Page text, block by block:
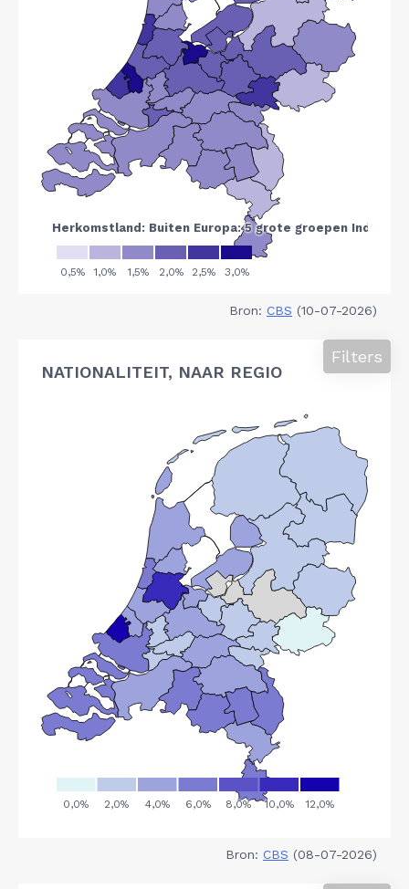
Bron: CBS (10-07-2026)
NATIONALITEIT, NAAR REGIO
Filters
Bron: CBS (08-07-2026)